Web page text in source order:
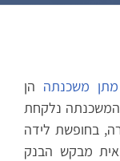
משכנתה הן
נלקחת
בחופשת לידה
מבקש הבנק